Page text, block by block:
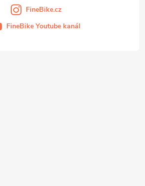
FineBike.cz
FineBike Youtube kanál